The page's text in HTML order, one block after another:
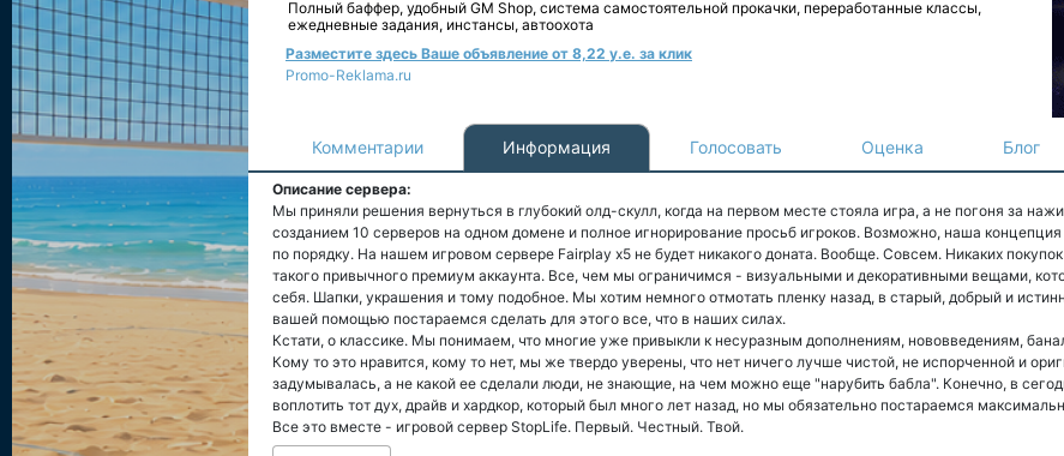
Полный баффер, удобный GM Shop, система самостоятельной прокачки, переработанные классы,
ежедневные задания, инстансы, автоохота
Разместите здесь Ваше объявление от 8,22 у.е. за клик
Promo-Reklama.ru
Комментарии Информация Голосовать Оценка Блог
Описание сервера:
Мы приняли решения вернуться в глубокий олд-скулл, когда на первом месте стояла игра, а не погоня за
созданием 10 серверов на одном домене и полное игнорирование просьб игроков. Возможно, наша
по порядку. На нашем игровом сервере Fairplay x5 не будет никакого доната. Вообще. Совсем. Никаких
такого привычного премиум аккаунта. Все, чем мы ограничимся - визуальными и декоративными вещами,
себя. Шапки, украшения и тому подобное. Мы хотим немного отмотать пленку назад, в старый, добрый и
вашей помощью постараемся сделать для этого все, что в наших силах.
Кстати, о классике. Мы понимаем, что многие уже привыкли к несуразным дополнениям, нововведениям,
Кому то это нравится, кому то нет, мы же твердо уверены, что нет ничего лучше чистой, не испорченной и
задумывалась, а не какой ее сделали люди, не знающие, на чем можно еще "нарубить бабла". Конечно, в
воплотить тот дух, драйв и хардкор, который был много лет назад, но мы обязательно постараемся
Все это вместе - игровой сервер StopLife. Первый. Честный. Твой.